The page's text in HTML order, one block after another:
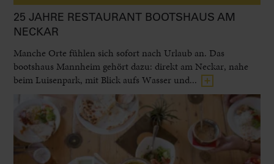
25 JAHRE RESTAURANT BOOTSHAUS AM
NECKAR
Manche Orte fühlen sich sofort nach Urlaub an. Das
bootshaus Mannheim gehört dazu: direkt am Neckar, nahe
beim Luisenpark, mit Blick aufs Wasser und...